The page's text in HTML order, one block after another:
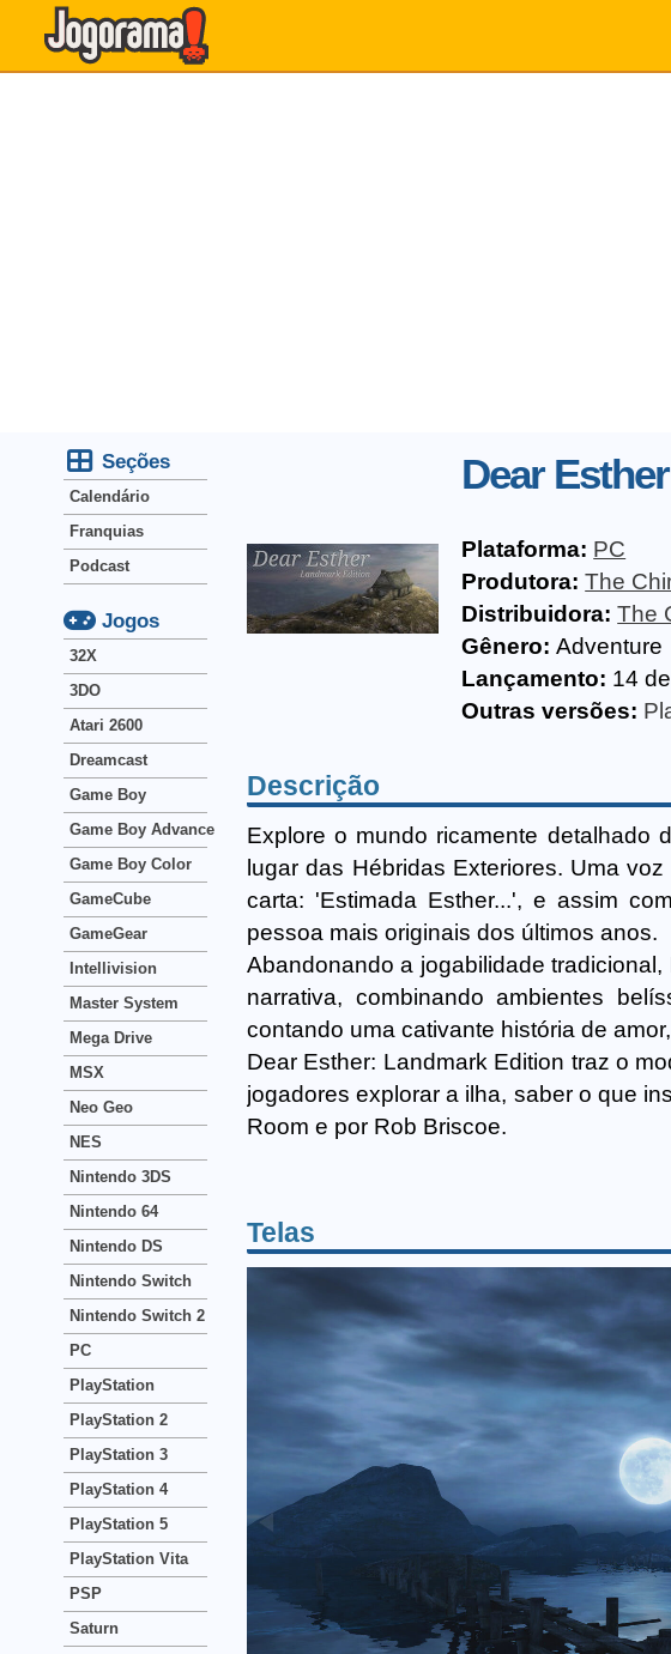
Dear
Plataforma: PC
Produtora: The
Distribuidora: The
Gênero: Adventure
Lançamento: 14
Outras versões:
Descrição
Explore o mundo ricamente detalhado
lugar das Hébridas Exteriores. Uma
carta: 'Estimada Esther...', e assim
pessoa mais originais dos últimos anos.
Abandonando a jogabilidade
narrativa, combinando ambientes
contando uma cativante história de
Dear Esther: Landmark Edition traz o
jogadores explorar a ilha, saber o que
Room e por Rob Briscoe.
Telas
Seções
Calendário
Franquias
Podcast
Jogos
32X
3DO
Atari 2600
Dreamcast
Game Boy
Game Boy Advance
Game Boy Color
GameCube
GameGear
Intellivision
Master System
Mega Drive
MSX
Neo Geo
NES
Nintendo 3DS
Nintendo 64
Nintendo DS
Nintendo Switch
Nintendo Switch 2
PC
PlayStation
PlayStation 2
PlayStation 3
PlayStation 4
PlayStation 5
PlayStation Vita
PSP
Saturn